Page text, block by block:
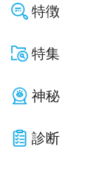
特徴
特集
神秘
診断